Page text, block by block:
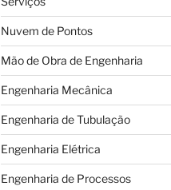
Nuvem de Pontos
Mão de Obra de Engenharia
Engenharia Mecânica
Engenharia de Tubulação
Engenharia Elétrica
Engenharia de Processos